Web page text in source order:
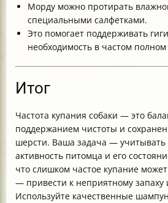
Морду можно протирать
специальными салфетками.
Это помогает поддерживать
необходимость в частом
Итог
Частота купания собаки — это
поддержанием чистоты и
шерсти. Ваша задача — учитывать
активность питомца и его
что слишком частое купание
— привести к неприятному запаху
Используйте качественные